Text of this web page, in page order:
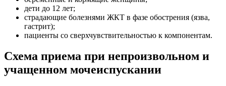
дети до 12 лет;
страдающие болезнями ЖКТ в фазе обострения (язва,
гастрит);
пациенты со сверхчувствительностью к компонентам.
Схема приема при непроизвольном и
учащенном мочеиспускании